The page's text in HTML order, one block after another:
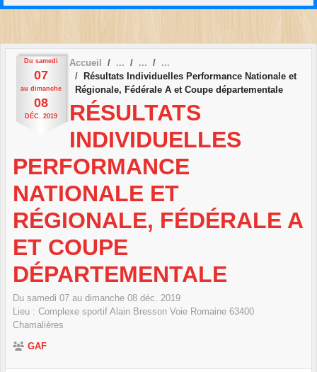
Du samedi
07
au dimanche
08
DÉC. 2019
Accueil
Résultats Individuelles Performance Nationale et
Régionale, Fédérale A et Coupe départementale
RÉSULTATS
INDIVIDUELLES
PERFORMANCE
NATIONALE ET
RÉGIONALE, FÉDÉRALE A
ET COUPE
DÉPARTEMENTALE
Du samedi 07 au dimanche 08 déc. 2019
Lieu : Complexe sportif Alain Bresson Voie Romaine 63400
Chamalières
GAF